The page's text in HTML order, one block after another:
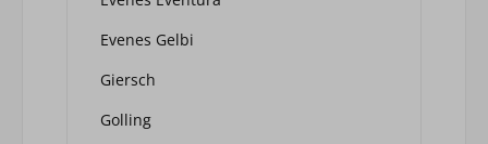
Evenes Gelbi
Giersch
Golling